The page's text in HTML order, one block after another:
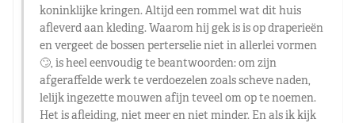
koninklijke kringen. Altijd een rommel wat dit huis
afleverd aan kleding. Waarom hij gek is is op draperieën
en vergeet de bossen perterselie niet in allerlei vormen
🙄, is heel eenvoudig te beantwoorden: om zijn
afgeraffelde werk te verdoezelen zoals scheve naden,
lelijk ingezette mouwen afijn teveel om op te noemen.
Het is afleiding, niet meer en niet minder. En als ik kijk